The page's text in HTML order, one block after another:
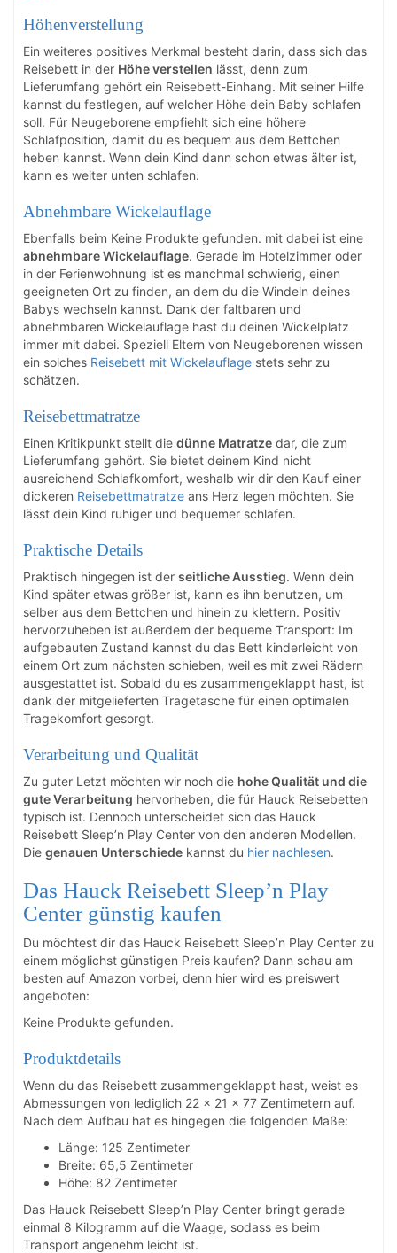
Höhenverstellung
Ein weiteres positives Merkmal besteht darin, dass sich das
Reisebett in der Höhe verstellen lässt, denn zum
Lieferumfang gehört ein Reisebett-Einhang. Mit seiner Hilfe
kannst du festlegen, auf welcher Höhe dein Baby schlafen
soll. Für Neugeborene empfiehlt sich eine höhere
Schlafposition, damit du es bequem aus dem Bettchen
heben kannst. Wenn dein Kind dann schon etwas älter ist,
kann es weiter unten schlafen.
Abnehmbare Wickelauflage
Ebenfalls beim Keine Produkte gefunden. mit dabei ist eine
abnehmbare Wickelauflage. Gerade im Hotelzimmer oder
in der Ferienwohnung ist es manchmal schwierig, einen
geeigneten Ort zu finden, an dem du die Windeln deines
Babys wechseln kannst. Dank der faltbaren und
abnehmbaren Wickelauflage hast du deinen Wickelplatz
immer mit dabei. Speziell Eltern von Neugeborenen wissen
ein solches Reisebett mit Wickelauflage stets sehr zu
schätzen.
Reisebettmatratze
Einen Kritikpunkt stellt die dünne Matratze dar, die zum
Lieferumfang gehört. Sie bietet deinem Kind nicht
ausreichend Schlafkomfort, weshalb wir dir den Kauf einer
dickeren Reisebettmatratze ans Herz legen möchten. Sie
lässt dein Kind ruhiger und bequemer schlafen.
Praktische Details
Praktisch hingegen ist der seitliche Ausstieg. Wenn dein
Kind später etwas größer ist, kann es ihn benutzen, um
selber aus dem Bettchen und hinein zu klettern. Positiv
hervorzuheben ist außerdem der bequeme Transport: Im
aufgebauten Zustand kannst du das Bett kinderleicht von
einem Ort zum nächsten schieben, weil es mit zwei Rädern
ausgestattet ist. Sobald du es zusammengeklappt hast, ist
dank der mitgelieferten Tragetasche für einen optimalen
Tragekomfort gesorgt.
Verarbeitung und Qualität
Zu guter Letzt möchten wir noch die hohe Qualität und die
gute Verarbeitung hervorheben, die für Hauck Reisebetten
typisch ist. Dennoch unterscheidet sich das Hauck
Reisebett Sleep’n Play Center von den anderen Modellen.
Die genauen Unterschiede kannst du hier nachlesen.
Das Hauck Reisebett Sleep’n Play
Center günstig kaufen
Du möchtest dir das Hauck Reisebett Sleep’n Play Center zu
einem möglichst günstigen Preis kaufen? Dann schau am
besten auf Amazon vorbei, denn hier wird es preiswert
angeboten:
Keine Produkte gefunden.
Produktdetails
Wenn du das Reisebett zusammengeklappt hast, weist es
Abmessungen von lediglich 22 x 21 x 77 Zentimetern auf.
Nach dem Aufbau hat es hingegen die folgenden Maße:
Länge: 125 Zentimeter
Breite: 65,5 Zentimeter
Höhe: 82 Zentimeter
Das Hauck Reisebett Sleep’n Play Center bringt gerade
einmal 8 Kilogramm auf die Waage, sodass es beim
Transport angenehm leicht ist.